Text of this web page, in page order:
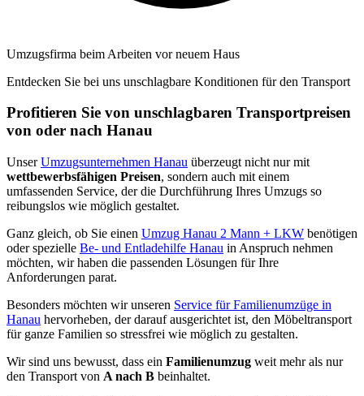
Umzugsfirma beim Arbeiten vor neuem Haus
Entdecken Sie bei uns unschlagbare Konditionen für den Transport
Profitieren Sie von unschlagbaren Transportpreisen
von oder nach Hanau
UnserUmzugsunternehmen Hanau überzeugt nicht nur mit
wettbewerbsfähigen Preisen, sondern auch mit einem
umfassenden Service, der die Durchführung Ihres Umzugs so
reibungslos wie möglich gestaltet.
Ganz gleich, ob Sie einen Umzug Hanau 2 Mann + LKW benötigen
oder spezielle Be- und Entladehilfe Hanau in Anspruch nehmen
möchten, wir haben die passenden Lösungen für Ihre
Anforderungen parat.
Besonders möchten wir unseren Service für Familienumzüge in
Hanau hervorheben, der darauf ausgerichtet ist, den Möbeltransport
für ganze Familien so stressfrei wie möglich zu gestalten.
Wir sind uns bewusst, dass ein Familienumzug weit mehr als nur
den Transport von A nach B beinhaltet.